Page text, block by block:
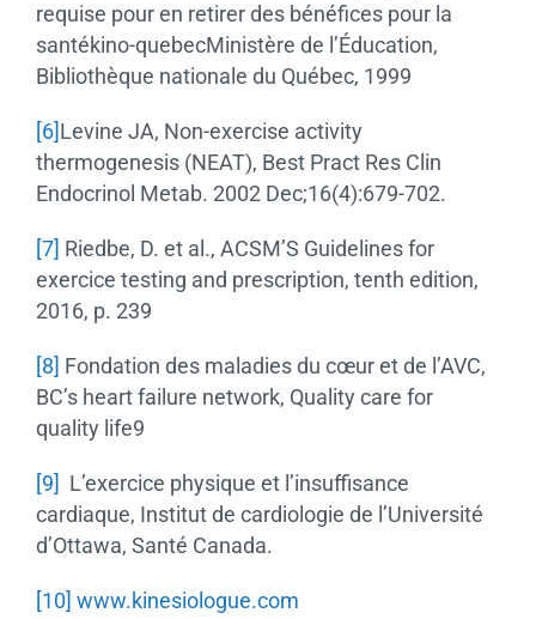
requise pour en retirer des bénéfices pour la
santékino-quebecMinistère de l’Éducation,
Bibliothèque nationale du Québec, 1999
[6]Levine JA, Non-exercise activity
thermogenesis (NEAT), Best Pract Res Clin
Endocrinol Metab. 2002 Dec;16(4):679-702.
[7] Riedbe, D. et al., ACSM’S Guidelines for
exercice testing and prescription, tenth edition,
2016, p. 239
[8] Fondation des maladies du cœur et de l’AVC,
BC’s heart failure network, Quality care for
quality life9
[9] L’exercice physique et l’insuffisance
cardiaque, Institut de cardiologie de l’Université
d’Ottawa, Santé Canada.
[10] www.kinesiologue.com